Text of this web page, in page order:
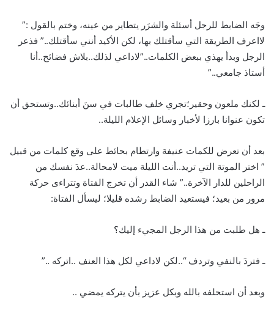
وجَه الضابط للرجل أسئلة والشرَر يتطاير من عينه، وختم بالقول :”
لااعرف الطريقة التي سأقتلك بها، لكن الأكيد أنني سأقتلك..” فذعر
الرجل وبدأ يهذي ببعض الكلمات..”لاداعي لذلك..بلاش فضائح..أنا
أستاذ جامعي..”
ـ لكنك ملعون وحقير؛تجري خلف طالبات في سنَ أبنائك..وتستحق أن
تكون عنوانا بارزا لأخبار وسائل الإعلام الليلة..
بعد أن تعرض للكمات عنيفة وارتطام بحائط على وقع كلمات من قبيل
” اختر الموتة التي تريد..أنت الليلة ميت لامحالة..عدَ نفسك من
الراحلين للدار الآخرة..” شاء القدر أن تخرج الفتاة وتتراءى حركة
مرور من بعيد؛ فيستعيد الضابط رشده قليلا؛ ليسأل الفتاة:
ـ هل طلبت من هذا الرجل المجيء إليك؟
ـ فتردَ بالنفي وتردف “..لكن لاداعي لكل هذا العنف ..اتركه ..”
وبعد أن استحلفه بالله وبكل عزيز بأن يتركه يمضي ..